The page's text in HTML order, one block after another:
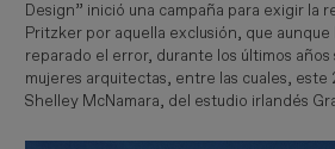
Design” inició una campaña para exigir la
Pritzker por aquella exclusión, que aunque
reparado el error, durante los últimos años
mujeres arquitectas, entre las cuales, este
Shelley McNamara, del estudio irlandés